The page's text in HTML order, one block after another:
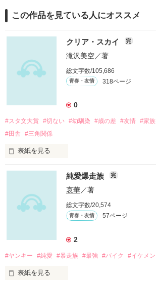
この作品を見ている人にオススメ
クリア・スカイ 完
滝沢美空／著
総文字数/105,686
青春・友情 318ページ
0
#スタ文大賞 #切ない #幼馴染 #歳の差 #友情 #家族
#田舎
#三角関係
表紙を見る
2017/05 タイトルかえました。
「ねぇ、ほたる。
あなたはどうして死のうとしたの……？」
幼なじみのほたるが起こした出来事が原因で
そんな二人が夏の終わりに出会ったのは、
純愛爆走族 完
哀華／著
総文字数/20,574
青春・友情 57ページ
2
#ヤンキー #純愛 #暴走族 #最強 #バイク #イケメン
表紙を見る